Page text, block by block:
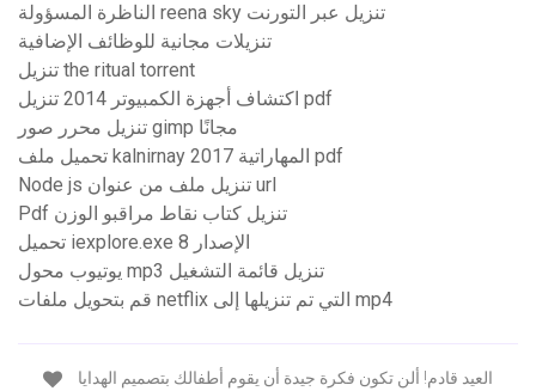
الناظرة المسؤولة reena sky تنزيل عبر التورنت
تنزيلات مجانية للوظائف الإضافية
تنزيل the ritual torrent
اكتشاف أجهزة الكمبيوتر 2014 تنزيل pdf
تنزيل محرر صور gimp مجانًا
تحميل ملف kalnirnay 2017 المهاراتية pdf
Node js تنزيل ملف من عنوان url
Pdf تنزيل كتاب نقاط مراقبو الوزن
تحميل iexplore.exe الإصدار 8
يوتيوب محول mp3 تنزيل قائمة التشغيل
قم بتحويل ملفات netflix التي تم تنزيلها إلى mp4